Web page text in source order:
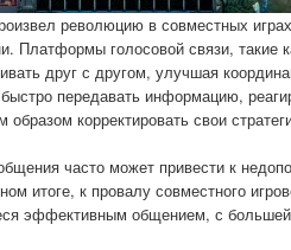
революцию в совместных
Платформы голосовой связи, такие
друг с другом, улучшая
передавать информацию,
корректировать свои
часто может привести к
итоге, к провалу совместного
эффективным общением, с